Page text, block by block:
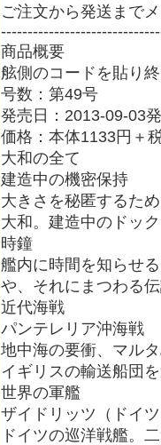
ご注文から発送まで
商品概要
舷側のコードを貼り
号数：第49号
発売日：2013-09-03
価格：本体1133円＋
大和の全て
建造中の機密保持
大きさを秘匿するた
大和。建造中のドッ
時鐘
艦内に時間を知らせ
や、それにまつわる
近代海戦
パンテレリア沖海戦
地中海の要衝、マル
イギリスの輸送船団
世界の軍艦
ザイドリッツ（ドイ
ドイツの巡洋戦艦。